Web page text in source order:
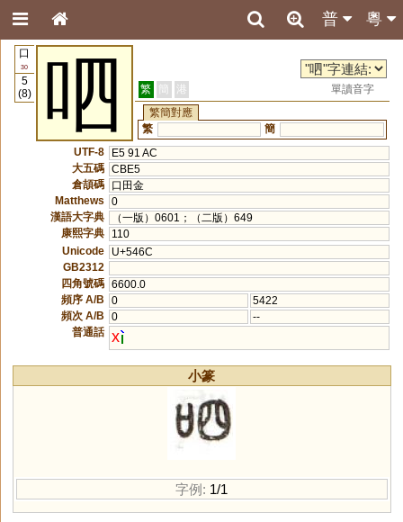
粵
普
口
30
5
(8)
呬 繁 簡 港
單讀音字
繁簡對應
繁
簡
UTF-8
E5 91 AC
大五碼 CBE5
倉頡碼
口田金
Matthews
0
漢語大字典
（一版）0601；（二版）649
康熙字典
110
Unicode
U+546C
GB2312
四角號碼 6600.0
頻序 A/B
0
5422
頻次 A/B
0
--
普通話 x
小篆
字例: 1/1